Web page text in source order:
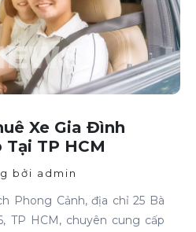
Xe Gia Đình
TP HCM
bởi admin
Phong Cảnh, địa chỉ 25 Bà
TP HCM, chuyên cung cấp